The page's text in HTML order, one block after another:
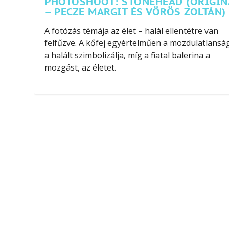
– PECZE MARGIT ÉS VÖRÖS ZOLTÁN)
A fotózás témája az élet – halál ellentétre van
felfűzve. A kőfej egyértelműen a
a halált szimbolizálja, míg a fiatal balerina a
mozgást, az életet.